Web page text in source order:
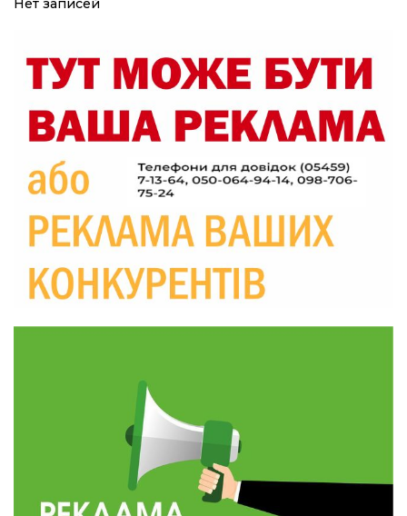
18:39
«КОЛО НЕЗЛАМНИХ»: як діти та ветерани
09:52
04 сер
Родина Степаненків: від квітучого
прикордоння до втраченого дому
19:36
Пишіть листи самому собі, або як уникнути
30 лип
«Все закінчиться, приїду й одружуся…»: Пам’яті
26-річного Захисника Богдана Ємця (ВІДЕО)
20:06
28 лип
Паливо по 100 грн та ризик дефіциту: чому в
Україні різко зростають ціни на АЗС
20:00
Житлові сертифікати, підготовка до зими та
Валентина Масалітіна: «Нас тримає віра в
Перемогу і повернення додому»
Знову біль… Знову втрата… На щиті
повертається захисник України Богдан Ємець
Нет записей